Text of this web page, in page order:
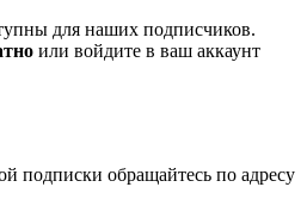
для наших подписчиков.
или войдите в ваш аккаунт
подписки обращайтесь по адресу